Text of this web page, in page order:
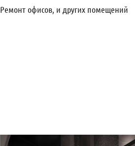
Ремонт офисов, и других помещений